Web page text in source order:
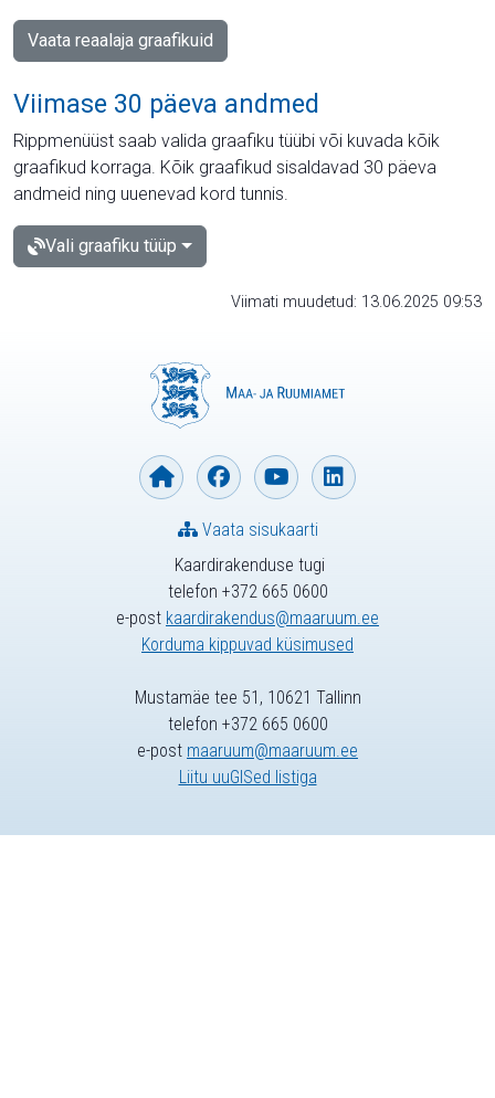
Vaata reaalaja graafikuid
Viimase 30 päeva andmed
Rippmenüüst saab valida graafiku tüübi või kuvada kõik
graafikud korraga. Kõik graafikud sisaldavad 30 päeva
andmeid ning uuenevad kord tunnis.
Vali graafiku tüüp
Viimati muudetud: 13.06.2025 09:53
Kaardirakenduse tugi
telefon +372 665 0600
e-post kaardirakendus@maaruum.ee
Korduma kippuvad küsimused
Vaata sisukaarti
Mustamäe tee 51, 10621 Tallinn
telefon +372 665 0600
e-post maaruum@maaruum.ee
Liitu uuGISed listiga